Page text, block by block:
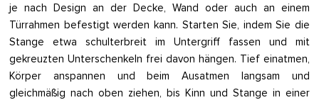
je nach Design an der Decke, Wand oder auch an einem
Türrahmen befestigt werden kann. Starten Sie, indem Sie die
Stange etwa schulterbreit im Untergriff fassen und mit
gekreuzten Unterschenkeln frei davon hängen. Tief einatmen,
Körper anspannen und beim Ausatmen langsam und
gleichmäßig nach oben ziehen, bis Kinn und Stange in einer